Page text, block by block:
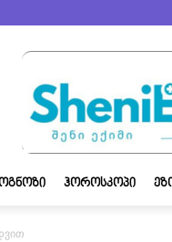
ᲰᲝᲠᲝᲡᲙᲝᲞᲘ